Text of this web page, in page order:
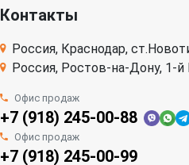
Контакты
Россия, Краснодар,
Россия, Ростов-на-Дону, 1-
Офис продаж
+7 (918) 245-00-88
Офис продаж
+7 (918) 245-00-99